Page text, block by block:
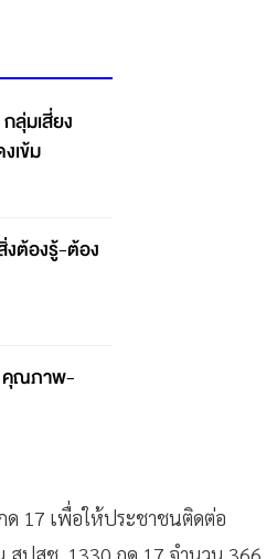
ลุ่มเสี่ยง
เข้ม
งต้องรู้-ต้อง
คุณภาพ-
ด 17 เพื่อให้ประชาชนติดต่อ
สปสช. 1330 กด 17 จำนวน 366